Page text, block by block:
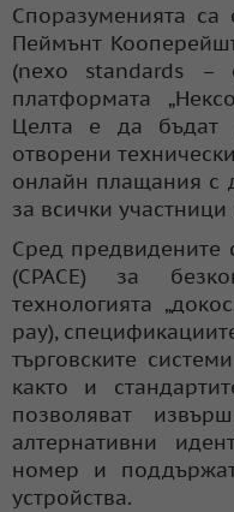
Споразуменията
Пеймънт
(nexo standards –
платформата
Целта е да бъдат
отворени
онлайн плащания с
за всички
Сред предвидените
(CPACE) за
технологията
pay),
търговските
както и
позволяват
алтернативни
номер и
устройства.